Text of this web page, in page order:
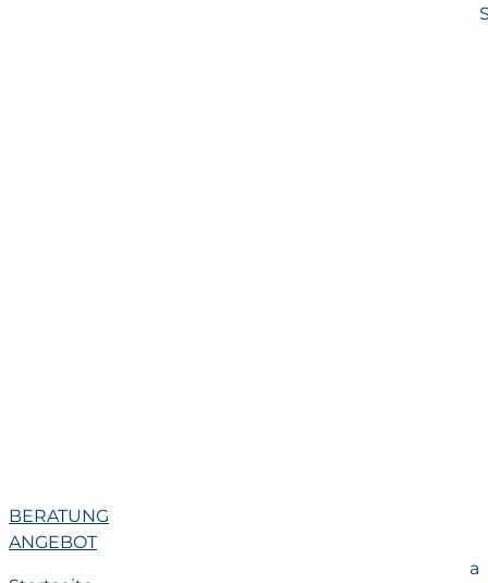
BERATUNG
ANGEBOT
a